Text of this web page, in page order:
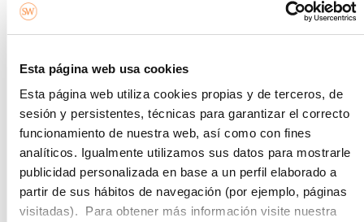
Esta página web usa cookies
Esta página web utiliza cookies propias y de terceros, de
sesión y persistentes, técnicas para garantizar el correcto
funcionamiento de nuestra web, así como con fines
analíticos. Igualmente utilizamos sus datos para mostrarle
publicidad personalizada en base a un perfil elaborado a
partir de sus hábitos de navegación (por ejemplo, páginas
visitadas). Para obtener más información visite nuestra
mejora la calificación energética de la misma.
Cuánto más alto esté situado el edificio, más luz
natural entrará en él. Prescindir de divisiones,
muros de distribución o tabiques innecesarios,
contribuirá a crear un espacio diáfano que es otra
de las cosas que buscan las parejas. Las
edificaciones más deseadas son las que hacen
desaparecer las barreras visuales. Además, a más
altura, menos ruido de transeúntes, motores y